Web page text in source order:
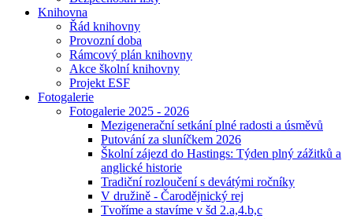
Knihovna
Řád knihovny
Provozní doba
Rámcový plán knihovny
Akce školní knihovny
Projekt ESF
Fotogalerie
Fotogalerie 2025 - 2026
Mezigenerační setkání plné radosti a úsměvů
Putování za sluníčkem 2026
Školní zájezd do Hastings: Týden plný zážitků a
anglické historie
Tradiční rozloučení s devátými ročníky
V družině - Čarodějnický rej
Tvoříme a stavíme v šd 2.a,4.b,c